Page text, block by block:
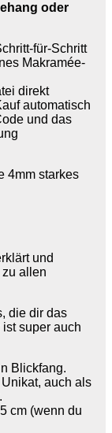
oder
für-Schritt
Makramée-
direkt
automatisch
und das
4mm starkes
und
allen
die dir das
super auch
Blickfang.
auch als
cm (wenn du